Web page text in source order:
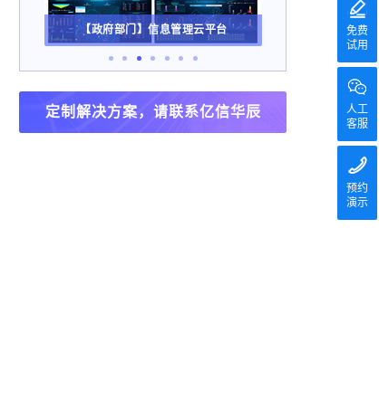
【政府部门】信息管理云平台 【能源行业】煤炭集团数据
定制解决方案，请联系亿信华辰
免费
试用
人工
客服
预约
演示